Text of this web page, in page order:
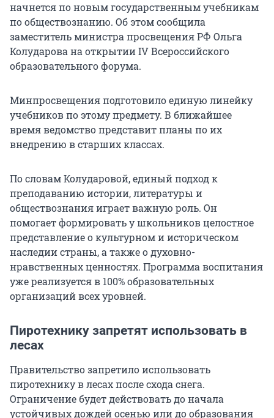
начнется по новым государственным учебникам
по обществознанию. Об этом сообщила
заместитель министра просвещения РФ Ольга
Колударова на открытииIV Всероссийского
образовательного форума.
Минпросвещения подготовило единую линейку
учебников по этому предмету. В ближайшее
время ведомство представит планы по их
внедрению в старших классах.
По словам Колударовой, единый подход к
преподаванию истории, литературы и
обществознания играет важную роль. Он
помогает формировать у школьников целостное
представление о культурном и историческом
наследии страны, а также о духовно-
нравственных ценностях. Программа воспитания
уже реализуется в 100% образовательных
организаций всех уровней.
Пиротехнику запретят использовать в
лесах
Правительство запретило использовать
пиротехнику в лесах после схода снега.
Ограничение будет действовать до начала
устойчивых дождей осенью или до образования